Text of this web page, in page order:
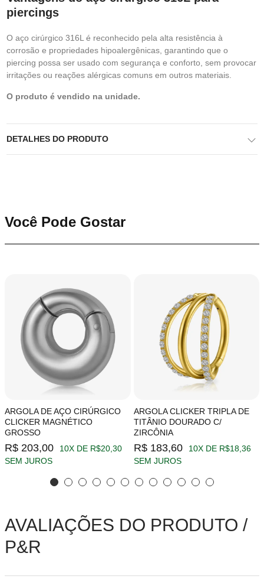
piercings
O aço cirúrgico 316L é reconhecido pela alta resistência à
corrosão e propriedades hipoalergênicas, garantindo que o
piercing possa ser usado com segurança e conforto, sem provocar
irritações ou reações alérgicas comuns em outros materiais.
O produto é vendido na unidade.
DETALHES DO PRODUTO
Você Pode Gostar
ARGOLA DE AÇO CIRÚRGICO
CLICKER MAGNÉTICO
GROSSO
R$ 203,00
10X DE R$20,30
SEM JUROS
ARGOLA CLICKER TRIPLA DE
TITÂNIO DOURADO C/
ZIRCÔNIA
R$ 183,60
10X DE R$18,36
SEM JUROS
AVALIAÇÕES DO PRODUTO /
P&R